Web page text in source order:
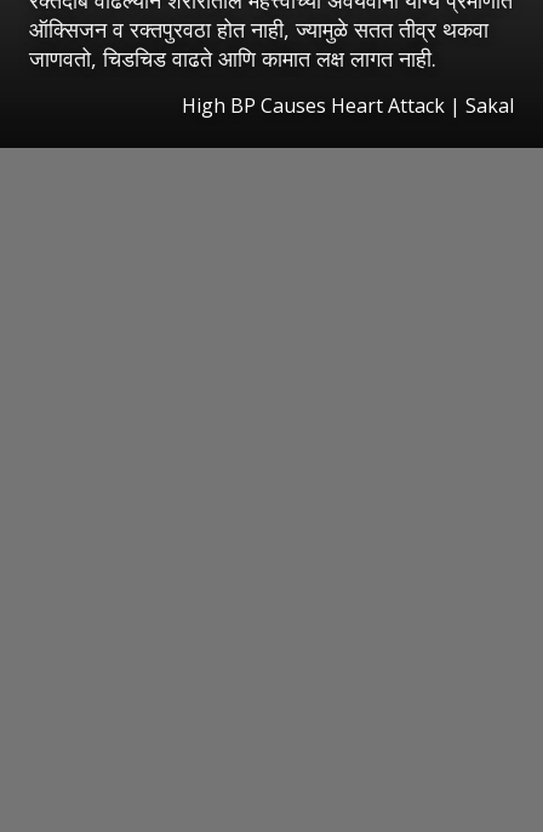
ऑक्सिजन व रक्तपुरवठा होत नाही, ज्यामुळे सतत तीव्र थकवा
जाणवतो, चिडचिड वाढते आणि कामात लक्ष लागत नाही.
High BP Causes Heart Attack | Sakal